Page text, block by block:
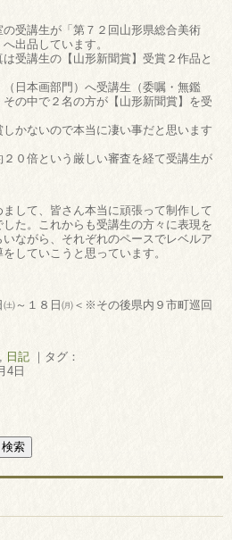
受講生が「第７２回山形県総合美術
出品しています。
受講生の【山形新聞賞】受賞２作品と
（日本画部門）へ受講生（委嘱・無鑑
の中で２名の方が【山形新聞賞】を受
かないので本当に凄い事だと思います
２０倍という厳しい審査を経て受講生が
して、皆さん本当に頑張って制作して
た。これからも受講生の方々に表現を
ながら、それぞれのペースでレベルア
していこうと思っています。
～１８日㈪＜※その後県内９市町巡回
日記 ｜タグ：
4日